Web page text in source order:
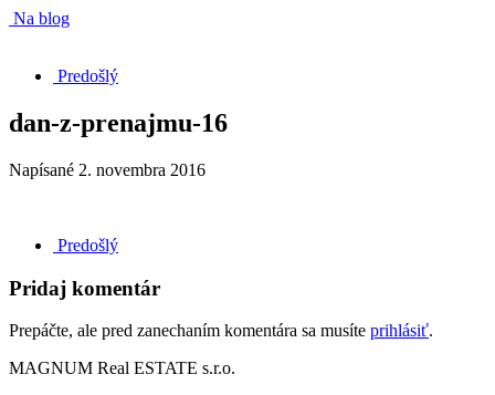
Na blog
Predošlý
dan-z-prenajmu-16
Napísané 2. novembra 2016
Predošlý
Pridaj komentár
Prepáčte, ale pred zanechaním komentára sa musíte prihlásiť.
MAGNUM Real ESTATE s.r.o.